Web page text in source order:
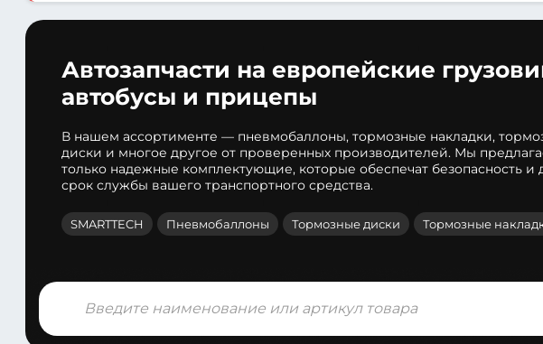
Автозапчасти на европейские
автобусы и прицепы
В нашем ассортименте — пневмобаллоны, тормозные накладки,
диски и многое другое от проверенных производителей. Мы
только надежные комплектующие, которые обеспечат безопасность и
срок службы вашего транспортного средства.
SMARTTECH Пневмобаллоны Тормозные диски Тормозные
Поиск
товаров